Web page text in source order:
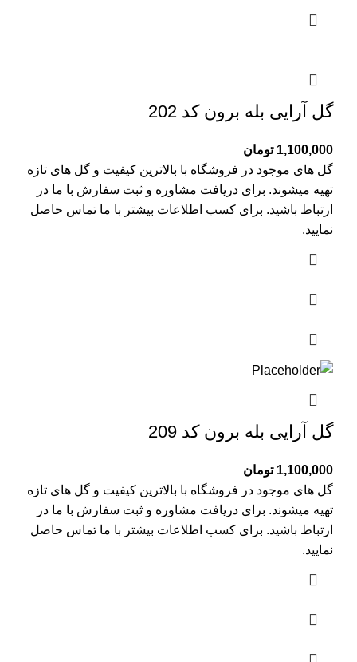
گل آرایی بله برون کد 202
1,100,000 تومان
گل های موجود در فروشگاه با بالاترین کیفیت و گل های تازه
تهیه میشوند. برای دریافت مشاوره و ثبت سفارش با ما در
ارتباط باشید. برای کسب اطلاعات بیشتر با ما تماس حاصل
نمایید.
گل آرایی بله برون کد 209
1,100,000 تومان
گل های موجود در فروشگاه با بالاترین کیفیت و گل های تازه
تهیه میشوند. برای دریافت مشاوره و ثبت سفارش با ما در
ارتباط باشید. برای کسب اطلاعات بیشتر با ما تماس حاصل
نمایید.